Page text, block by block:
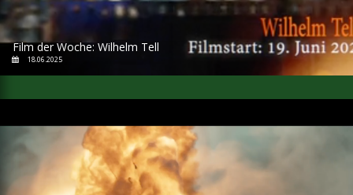
Film der Woche: Wilhelm Tell
18.06.2025